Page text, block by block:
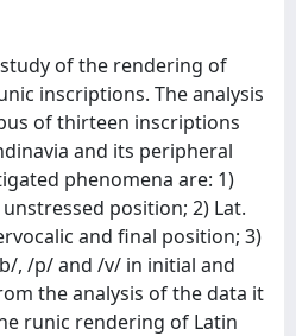
of the rendering of
inscriptions. The analysis
of thirteen inscriptions
and its peripheral
phenomena are: 1)
position; 2) Lat.
and final position; 3)
, /p/ and /v/ in initial and
the analysis of the data it
runic rendering of Latin